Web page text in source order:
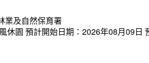
業及自然保育署
休園 預計開始日期：2026年08月09日